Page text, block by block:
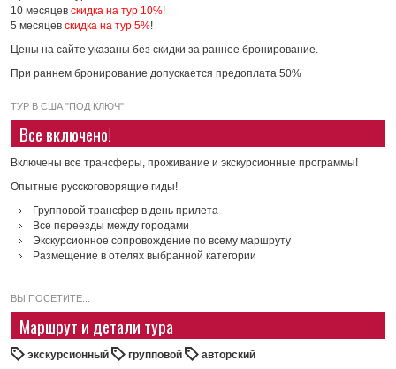
10 месяцев скидка на тур 10%!
5 месяцев скидка на тур 5%!
Цены на сайте указаны без скидки за раннее бронирование.
При раннем бронирование допускается предоплата 50%
ТУР В США "ПОД КЛЮЧ"
Все включено!
Включены все трансферы, проживание и экскурсионные программы!
Опытные русскоговорящие гиды!
Групповой трансфер в день прилета
Все переезды между городами
Экскурсионное сопровождение по всему маршруту
Размещение в отелях выбранной категории
ВЫ ПОСЕТИТЕ...
Маршрут и детали тура
экскурсионный групповой
авторский